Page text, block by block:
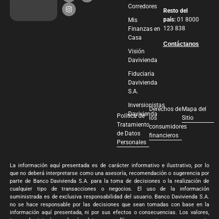
Corredores
Mis
Finanzas en
Casa
Visión
Davivienda
Fiduciaria
Davivienda
S.A.
Inversionistas
Davivienda
Resto del
país: 01 8000
123 838
Contáctanos
Política de
Tratamiento
de Datos
Personales
Derechos de
los
consumidores
financieros
Mapa del
Sitio
La información aquí presentada es de carácter informativo e ilustrativo, por lo
que no deberá interpretarse como una asesoría, recomendación o sugerencia por
parte de Banco Davivienda S.A. para la toma de decisiones o la realización de
cualquier tipo de transacciones o negocios. El uso de la información
suministrada es de exclusiva responsabilidad del usuario. Banco Davivienda S.A.
no se hace responsable por las decisiones que sean tomadas con base en la
información aquí presentada, ni por sus efectos o consecuencias. Los valores,